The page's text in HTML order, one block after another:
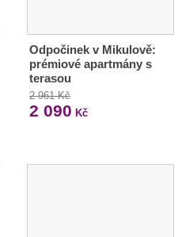
Odpočinek v Mikulově:
prémiové apartmány s
terasou
2 961 Kč
2 090 Kč